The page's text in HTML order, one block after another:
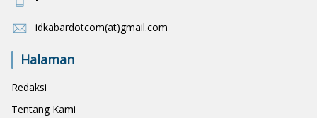
idkabardotcom(at)gmail.com
Halaman
Redaksi
Tentang Kami